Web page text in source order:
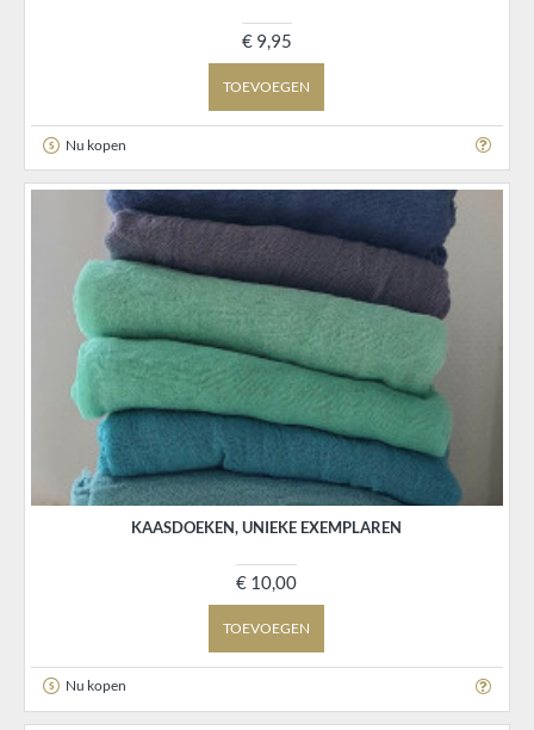
€ 9,95
TOEVOEGEN
Nu kopen
KAASDOEKEN, UNIEKE EXEMPLAREN
€ 10,00
TOEVOEGEN
Nu kopen